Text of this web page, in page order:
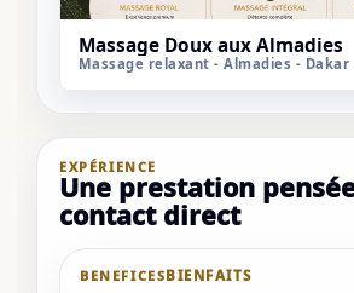
Massage relaxant - Almadies - Dakar
Massage Doux aux Almadies
EXPÉRIENCE
Une prestation
contact direct
BENEFICES